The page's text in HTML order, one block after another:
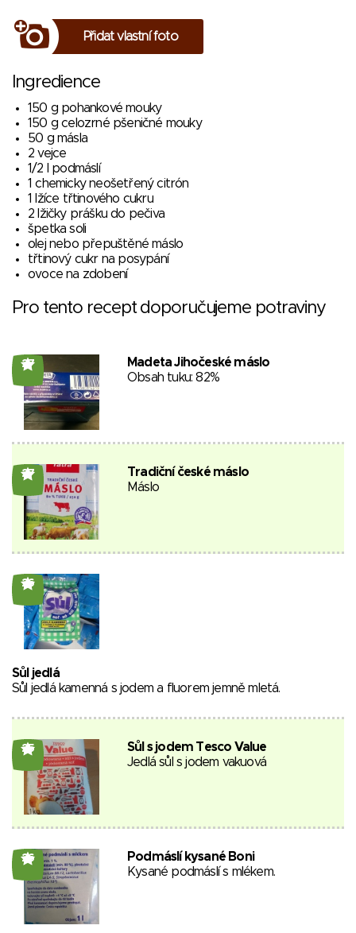
Přidat vlastní foto
Ingredience
150 g pohankové mouky
150 g celozrné pšeničné mouky
50 g másla
2 vejce
1/2 l podmáslí
1 chemicky neošetřený citrón
1 lžíce třtinového cukru
2 lžičky prášku do pečiva
špetka soli
olej nebo přepuštěné máslo
třtinový cukr na posypání
ovoce na zdobení
Pro tento recept doporučujeme potraviny
27
Madeta Jihočeské máslo
Obsah tuku: 82%
27
Tradiční české máslo
Máslo
26
Sůl jedlá
Sůl jedlá kamenná s jodem a fluorem jemně mletá.
25
Sůl s jodem Tesco Value
Jedlá sůl s jodem vakuová
26
Podmáslí kysané Boni
Kysané podmáslí s mlékem.